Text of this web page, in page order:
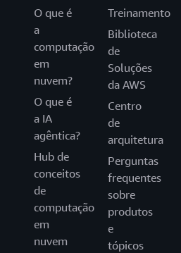
O que é
a
computação
em
nuvem?
O que é
a IA
agêntica?
Hub de
conceitos
de
computação
em
nuvem
Treinamento
Biblioteca
de
Soluções
da AWS
Centro
de
arquitetura
Perguntas
frequentes
sobre
produtos
e
tópicos